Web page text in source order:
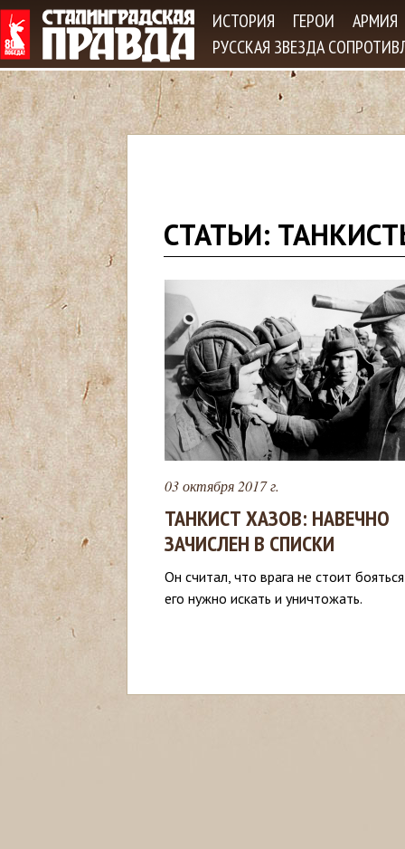
ИСТОРИЯ ГЕРОИ
АРМИЯ
РУССКАЯ ЗВЕЗДА
ы
з
д
е
ь
СТАТЬИ:
03 октября 2017 г.
ТАНКИСТ ХАЗОВ: НАВЕЧНО
ЗАЧИСЛЕН В СПИСКИ
Он считал, что врага не стоит
его нужно искать и уничтожать.